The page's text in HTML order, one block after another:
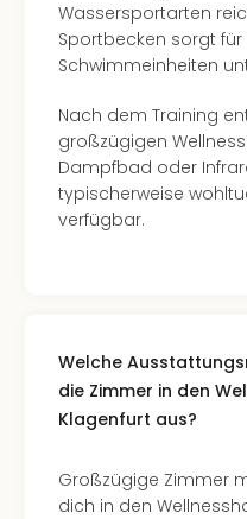
Wassersportarten
Sportbecken sorgt
Schwimmeinheiten
Nach dem Training
großzügigen
Dampfbad oder
typischerweise
verfügbar.
Welche
die Zimmer in den
Klagenfurt aus?
Großzügige Zimmer
dich in den